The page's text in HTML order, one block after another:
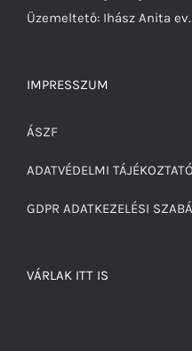
Üzemeltető: Ihász Anita
IMPRESSZUM
ÁSZF
ADATVÉDELMI TÁJÉKOZTATÓ
GDPR ADATKEZELÉSI
VÁRLAK ITT IS